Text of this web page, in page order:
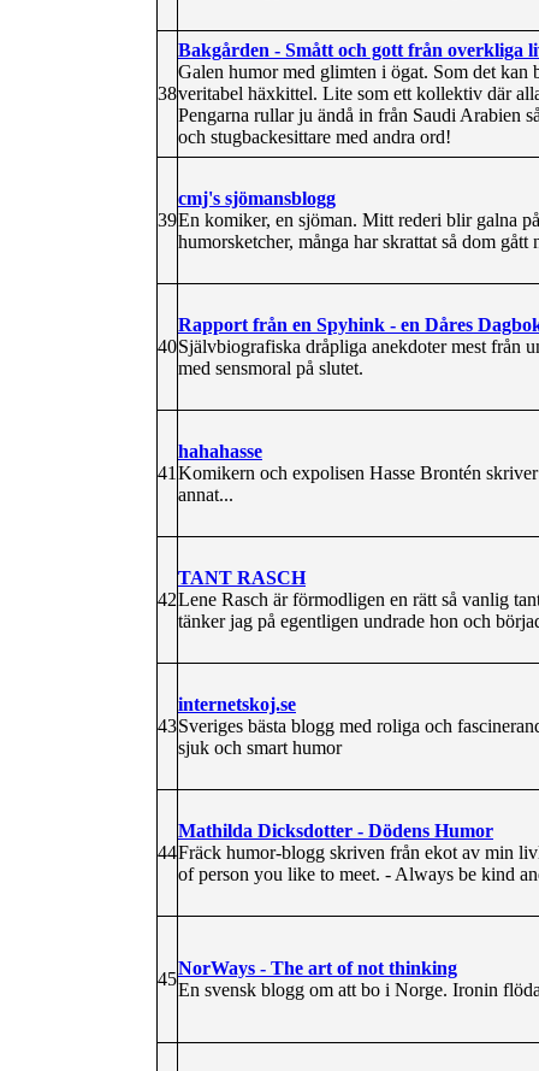
38
Bakgården - Smått och gott från overkliga
Galen humor med glimten i ögat. Som det kan
veritabel häxkittel. Lite som ett kollektiv där
Pengarna rullar ju ändå in från Saudi Arabien
och stugbackesittare med andra ord!
39
cmj's sjömansblogg
En komiker, en sjöman. Mitt rederi blir galna
humorsketcher, många har skrattat så dom gått
40
Rapport från en Spyhink - en Dåres
Självbiografiska dråpliga anekdoter mest från
med sensmoral på slutet.
41
hahahasse
Komikern och expolisen Hasse Brontén
annat...
42
TANT RASCH
Lene Rasch är förmodligen en rätt så vanlig
tänker jag på egentligen undrade hon och
43
internetskoj.se
Sveriges bästa blogg med roliga och
sjuk och smart humor
44
Mathilda Dicksdotter - Dödens Humor
Fräck humor-blogg skriven från ekot av min
of person you like to meet. - Always be kind
45
NorWays - The art of not thinking
En svensk blogg om att bo i Norge. Ironin